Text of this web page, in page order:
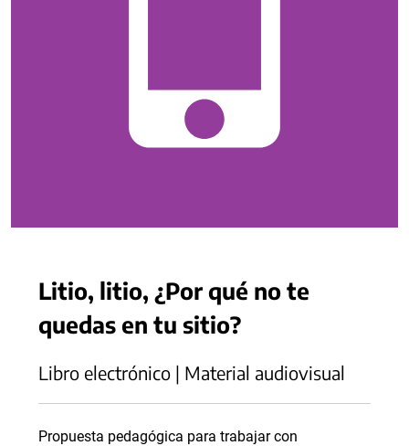
Litio, litio, ¿Por qué no te
quedas en tu sitio?
Libro electrónico | Material audiovisual
Propuesta pedagógica para trabajar con